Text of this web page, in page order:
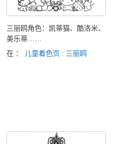
三丽鸥角色：凯蒂猫、酷洛米、
美乐蒂……
在 ：
儿童着色页 : 三丽鸥